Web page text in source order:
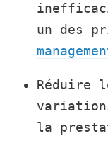
un des
Réduire
la